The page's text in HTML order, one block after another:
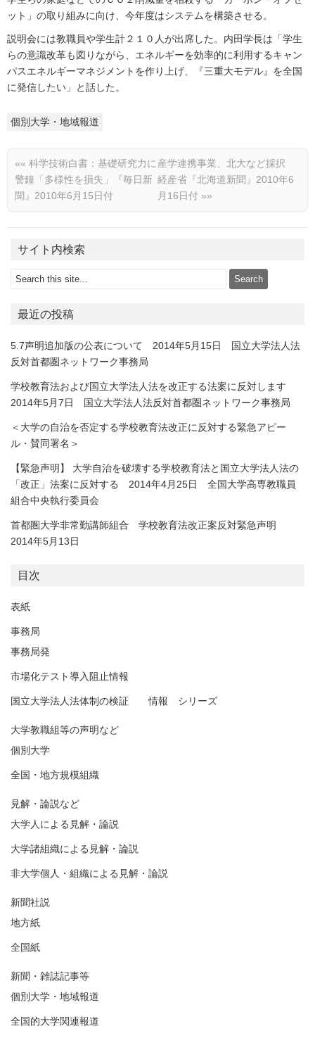
ット」の取り組みに向け、今年度はシステムを構築させる。
説明会には教職員や学生計２１０人が出席した。内田学長は「学生
らの意識改革も図りながら、エネルギーを効率的に利用するキャン
パスエネルギーマネジメントを作り上げ、『三重大モデル』を全国
に発信したい」と話した。
個別大学・地域報道
«« 科学技術白書：基礎研究力に
警鐘「多様性を損失」『毎日新
聞』2010年6月15日付
産学連携事業、北大など採択
経産省『北海道新聞』2010年6
月16日付 »»
サイト内検索
最近の投稿
5.7声明追加版の公表について 2014年5月15日 国立大学法人法
反対首都圏ネットワーク事務局
学校教育法および国立大学法人法を改正する法案に反対します
2014年5月7日 国立大学法人法反対首都圏ネットワーク事務局
＜大学の自治を否定する学校教育法改正に反対する緊急アピー
ル・賛同署名＞
【緊急声明】 大学自治を破壊する学校教育法と国立大学法人法の
「改正」法案に反対する 2014年4月25日 全国大学高専教職員
組合中央執行委員会
首都圏大学非常勤講師組合 学校教育法改正案反対緊急声明
2014年5月13日
目次
表紙
事務局
事務局発
市場化テスト導入阻止情報
国立大学法人法体制の検証 情報 シリーズ
大学教職組等の声明など
個別大学
全国・地方規模組織
見解・論説など
大学人による見解・論説
大学諸組織による見解・論説
非大学個人・組織による見解・論説
新聞社説
地方紙
全国紙
新聞・雑誌記事等
個別大学・地域報道
全国的大学関連報道